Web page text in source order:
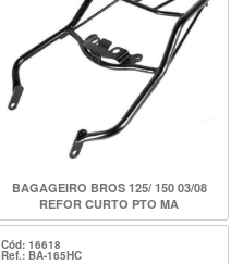
BAGAGEIRO BROS 125/ 150 03/08
REFOR CURTO PTO MA
Cód: 16618
Ref.: BA-165HC